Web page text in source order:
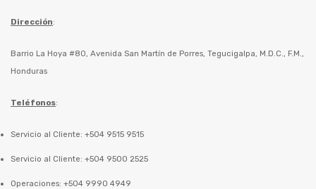
Dirección:
Barrio La Hoya #80, Avenida San Martín de Porres, Tegucigalpa, M.D.C., F.M.,
Honduras
Teléfonos:
Servicio al Cliente: +504 9515 9515
Servicio al Cliente: +504 9500 2525
Operaciones: +504 9990 4949